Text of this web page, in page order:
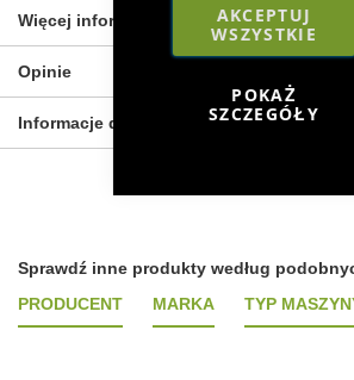
AKCEPTUJ
WSZYSTKIE
POKAŻ
SZCZEGÓŁY
Więcej informacji
Opinie
Informacje dot. bezpieczeństwa
Sprawdź inne produkty według
PRODUCENT
MARKA TYP